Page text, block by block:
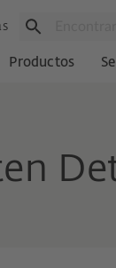
Productos